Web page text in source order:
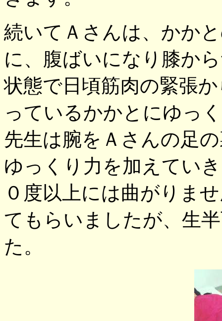
続いてＡさんは、かか
に、腹ばいになり膝か
状態で日頃筋肉の緊張
っているかかとにゆっ
先生は腕をＡさんの足
ゆっくり力を加えてい
０度以上には曲がりま
てもらいましたが、生
た。